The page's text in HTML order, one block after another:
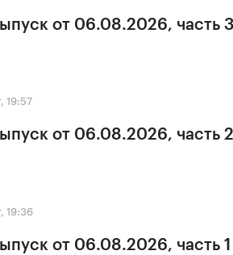
от 06.08.2026, часть
19:57
от 06.08.2026, часть 2
19:36
от 06.08.2026, часть 1